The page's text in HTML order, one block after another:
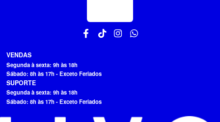
VENDAS
Segunda à sexta: 9h às 18h
Sábado: 8h às 17h - Exceto Feriados
SUPORTE
Segunda à sexta: 9h às 18h
Sábado: 8h às 17h - Exceto Feriados